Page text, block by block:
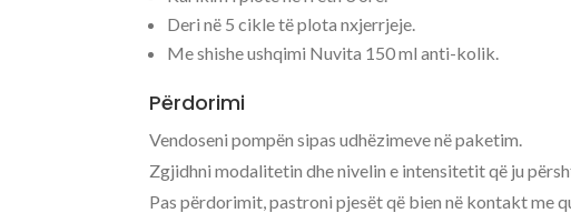
Deri në 5 cikle të plota nxjerrjeje.
Me shishe ushqimi Nuvita 150 ml anti-kolik.
Përdorimi
Vendoseni pompën sipas udhëzimeve në paketim.
Zgjidhni modalitetin dhe nivelin e intensitetit që ju
Pas përdorimit, pastroni pjesët që bien në kontakt me